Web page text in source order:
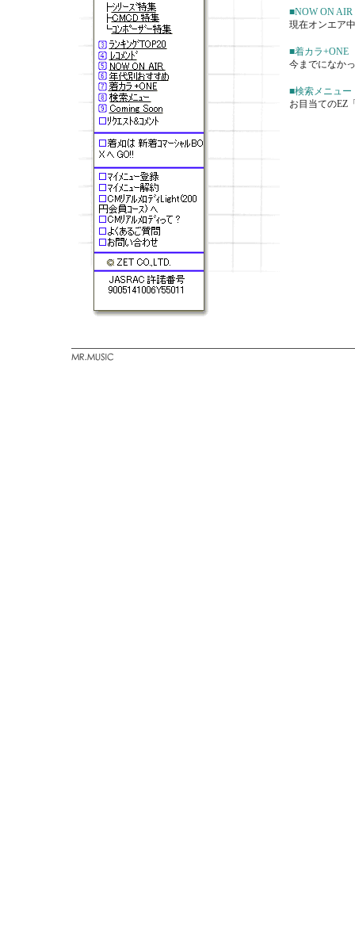
■NOW ON AIR
現在オンエア
■着カラ+ONE
今までになか
■検索メニュー
お目当てのEZ